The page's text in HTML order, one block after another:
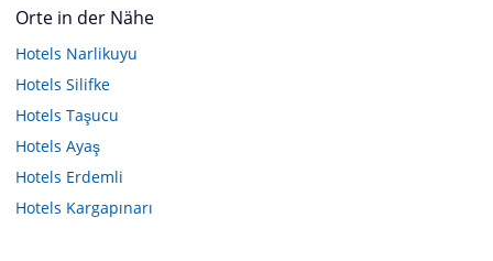
Orte in der Nähe
Hotels Narlikuyu
Hotels Silifke
Hotels Taşucu
Hotels Ayaş
Hotels Erdemli
Hotels Kargapınarı